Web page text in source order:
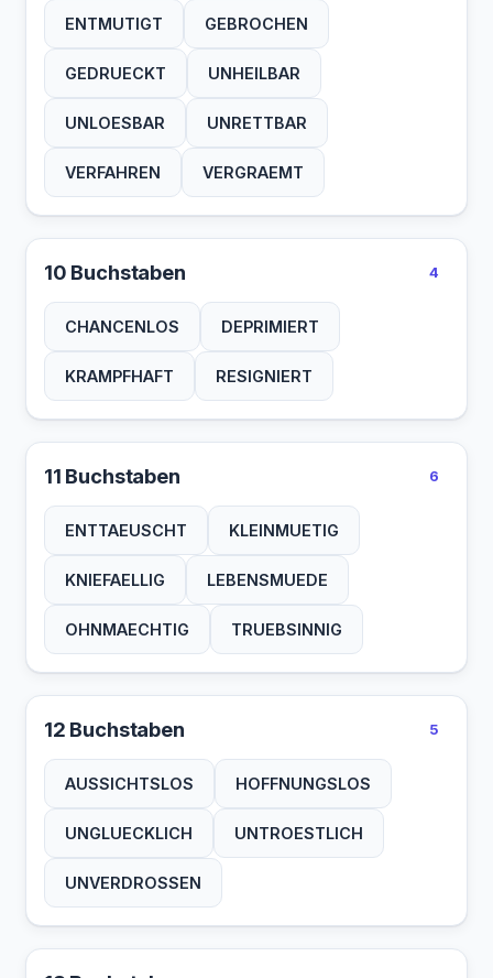
ENTMUTIGT GEBROCHEN
GEDRUECKT UNHEILBAR
UNLOESBAR UNRETTBAR
VERFAHREN VERGRAEMT
10 Buchstaben 4
CHANCENLOS DEPRIMIERT
KRAMPFHAFT RESIGNIERT
11 Buchstaben 6
ENTTAEUSCHT KLEINMUETIG
KNIEFAELLIG LEBENSMUEDE
OHNMAECHTIG TRUEBSINNIG
12 Buchstaben 5
AUSSICHTSLOS HOFFNUNGSLOS
UNGLUECKLICH UNTROESTLICH
UNVERDROSSEN